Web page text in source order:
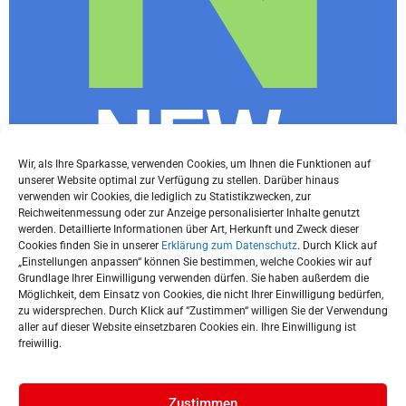
Wir, als Ihre Sparkasse, verwenden Cookies, um Ihnen die Funktionen auf
unserer Website optimal zur Verfügung zu stellen. Darüber hinaus
verwenden wir Cookies, die lediglich zu Statistikzwecken, zur
Reichweitenmessung oder zur Anzeige personalisierter Inhalte genutzt
werden. Detaillierte Informationen über Art, Herkunft und Zweck dieser
Cookies finden Sie in unserer Erklärung zum Datenschutz. Durch Klick auf
„Einstellungen anpassen“ können Sie bestimmen, welche Cookies wir auf
Grundlage Ihrer Einwilligung verwenden dürfen. Sie haben außerdem die
Möglichkeit, dem Einsatz von Cookies, die nicht Ihrer Einwilligung bedürfen,
zu widersprechen. Durch Klick auf “Zustimmen“ willigen Sie der Verwendung
aller auf dieser Website einsetzbaren Cookies ein. Ihre Einwilligung ist
freiwillig.
NEWs
Letter
Du willst immer die neuesten Tipps und
Infos rund ums Thema Finanzen und
wissen, was in München gerade los ist?